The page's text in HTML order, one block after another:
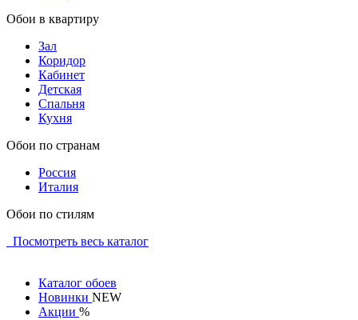
Обои в квартиру
Зал
Коридор
Кабинет
Детская
Спальня
Кухня
Обои по странам
Россия
Италия
Обои по стилям
Посмотреть весь каталог
Каталог обоев
Новинки NEW
Акции %